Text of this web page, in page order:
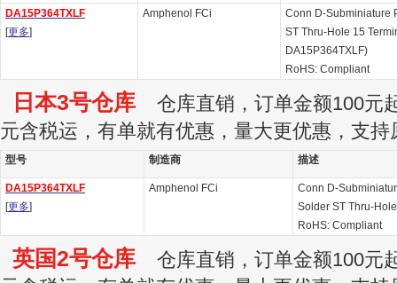
DA15P364TXLF
[更多]
Amphenol FCi
Conn D-Subminiature
ST Thru-Hole 15
DA15P364TXLF)
RoHS: Compliant
日本3号仓库 仓库直销，订单金额100元
元含税运，有单就有优惠，量大更优惠，支持
型号 制造商 描述
DA15P364TXLF
[更多]
Amphenol FCi
Conn D-
Solder ST Thru-
RoHS: Compliant
英国2号仓库 仓库直销，订单金额100元